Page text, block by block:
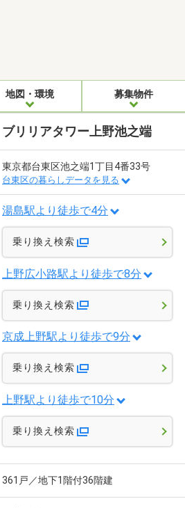
地図・環境 募集物件
ブリリアタワー上野池之端
東京都台東区池之端1丁目4番33号
台東区の暮らしデータを見る
湯島駅より徒歩で4分
乗り換え検索
上野広小路駅より徒歩で8分
乗り換え検索
京成上野駅より徒歩で9分
乗り換え検索
上野駅より徒歩で10分
乗り換え検索
361戸／地下1階付36階建